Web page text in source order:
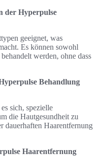
der Hyperpulse
geeignet, was
Es können sowohl
werden, ohne dass
Behandlung
sich, spezielle
die Hautgesundheit zu
dauerhaften Haarentfernung
Haarentfernung